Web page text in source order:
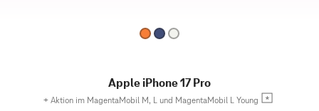
Apple iPhone 17 Pro
+ Aktion im MagentaMobil M, L und MagentaMobil L Young